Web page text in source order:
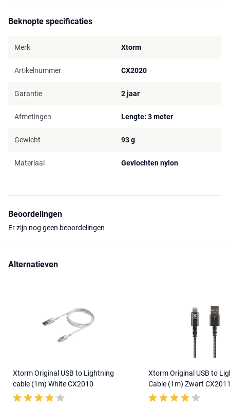
Beknopte specificaties
Merk Xtorm
Artikelnummer CX2020
Garantie 2 jaar
Afmetingen Lengte: 3 meter
Gewicht 93 g
Materiaal Gevlochten nylon
Beoordelingen
Er zijn nog geen beoordelingen
Alternatieven
Xtorm Original USB to Lightning
cable (1m) White CX2010
Xtorm Original USB to
Cable (1m) Zwart